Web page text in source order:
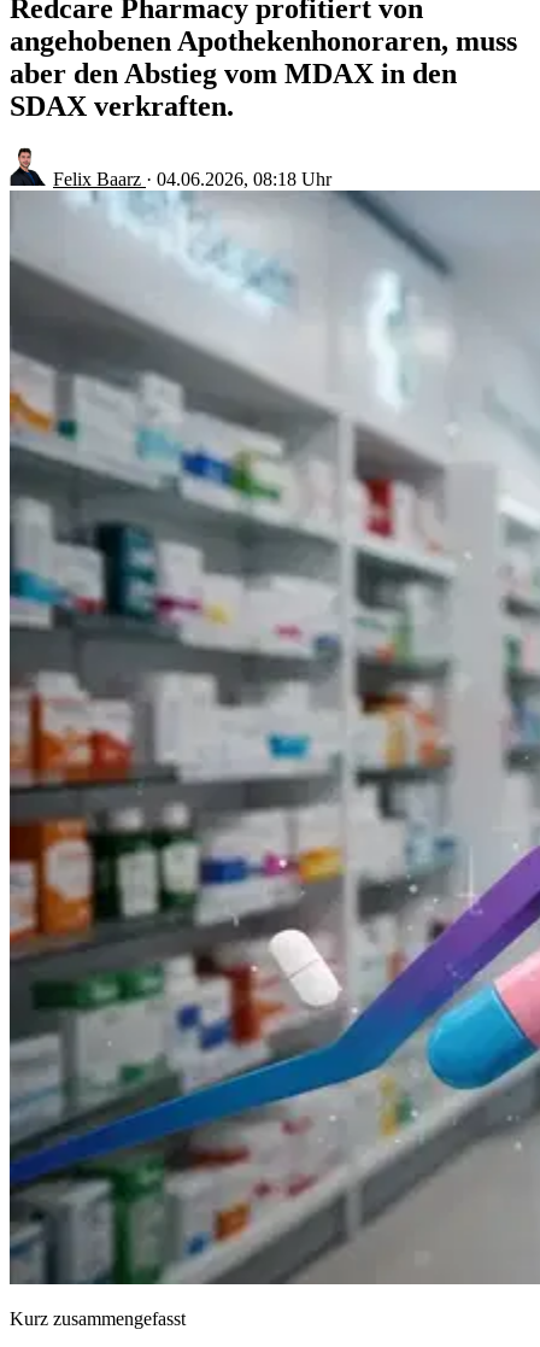
Redcare Pharmacy profitiert von
angehobenen Apothekenhonoraren, muss
aber den Abstieg vom MDAX in den
SDAX verkraften.
Felix Baarz · 04.06.2026, 08:18 Uhr
Kurz zusammengefasst